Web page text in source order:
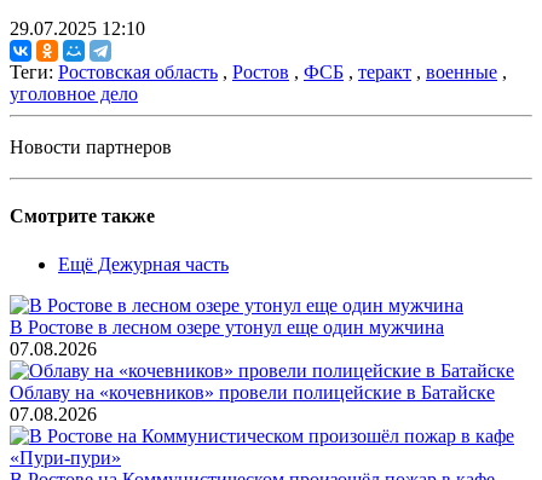
29.07.2025 12:10
Теги: Ростовская область , Ростов , ФСБ , теракт , военные ,
уголовное дело
Новости партнеров
Смотрите также
Ещё Дежурная часть
В Ростове в лесном озере утонул еще один мужчина
07.08.2026
Облаву на «кочевников» провели полицейские в Батайске
07.08.2026